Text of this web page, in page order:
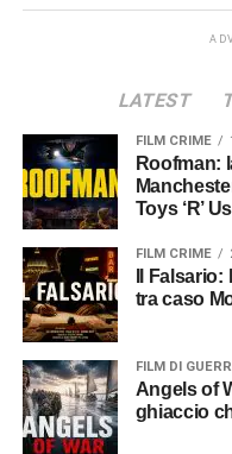
LATEST
FILM CRIME
Roofman: la vera storia di Jeffrey
Toys ‘R’ Us
FILM CRIME
tra caso
FILM DI
Angels of War: la vera storia dei velisti sul
ghiaccio